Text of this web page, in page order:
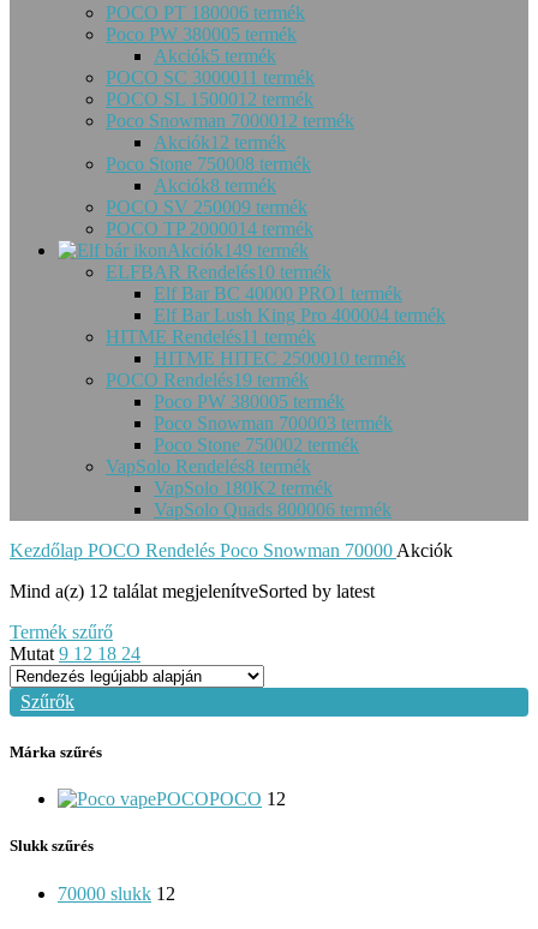
POCO PT 180006 termék
Poco PW 380005 termék
Akciók5 termék
POCO SC 3000011 termék
POCO SL 1500012 termék
Poco Snowman 7000012 termék
Akciók12 termék
Poco Stone 750008 termék
Akciók8 termék
POCO SV 250009 termék
POCO TP 2000014 termék
Akciók149 termék
ELFBAR Rendelés10 termék
Elf Bar BC 40000 PRO1 termék
Elf Bar Lush King Pro 400004 termék
HITME Rendelés11 termék
HITME HITEC 2500010 termék
POCO Rendelés19 termék
Poco PW 380005 termék
Poco Snowman 700003 termék
Poco Stone 750002 termék
VapSolo Rendelés8 termék
VapSolo 180K2 termék
VapSolo Quads 800006 termék
Kezdőlap POCO Rendelés Poco Snowman 70000 Akciók
Mind a(z) 12 találat megjelenítveSorted by latest
Termék szűrő
Mutat 9 12 18 24
Szűrők
Márka szűrés
POCOPOCO 12
Slukk szűrés
70000 slukk 12